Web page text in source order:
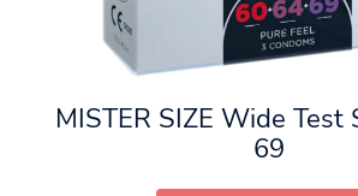
MISTER SIZE Wide
69